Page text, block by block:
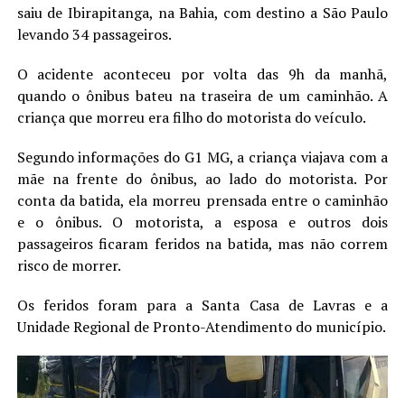
saiu de Ibirapitanga, na Bahia, com destino a São Paulo
levando 34 passageiros.
O acidente aconteceu por volta das 9h da manhã,
quando o ônibus bateu na traseira de um caminhão. A
criança que morreu era filho do motorista do veículo.
Segundo informações do G1 MG, a criança viajava com a
mãe na frente do ônibus, ao lado do motorista. Por
conta da batida, ela morreu prensada entre o caminhão
e o ônibus. O motorista, a esposa e outros dois
passageiros ficaram feridos na batida, mas não correm
risco de morrer.
Os feridos foram para a Santa Casa de Lavras e a
Unidade Regional de Pronto-Atendimento do município.